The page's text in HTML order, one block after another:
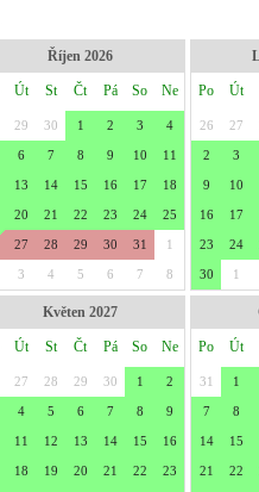
Říjen 2026
Út St Čt Pá So Ne
29 30 1 2 3 4
6 7 8 9 10 11
13 14 15 16 17 18
20 21 22 23 24 25
27 28 29 30 31 1
3 4 5 6 7 8
Po Út
26 27
2 3
9 10
16 17
23 24
30 1
Květen 2027
Út St Čt Pá So Ne
27 28 29 30 1 2
4 5 6 7 8 9
11 12 13 14 15 16
18 19 20 21 22 23
Po Út
31 1
7 8
14 15
21 22